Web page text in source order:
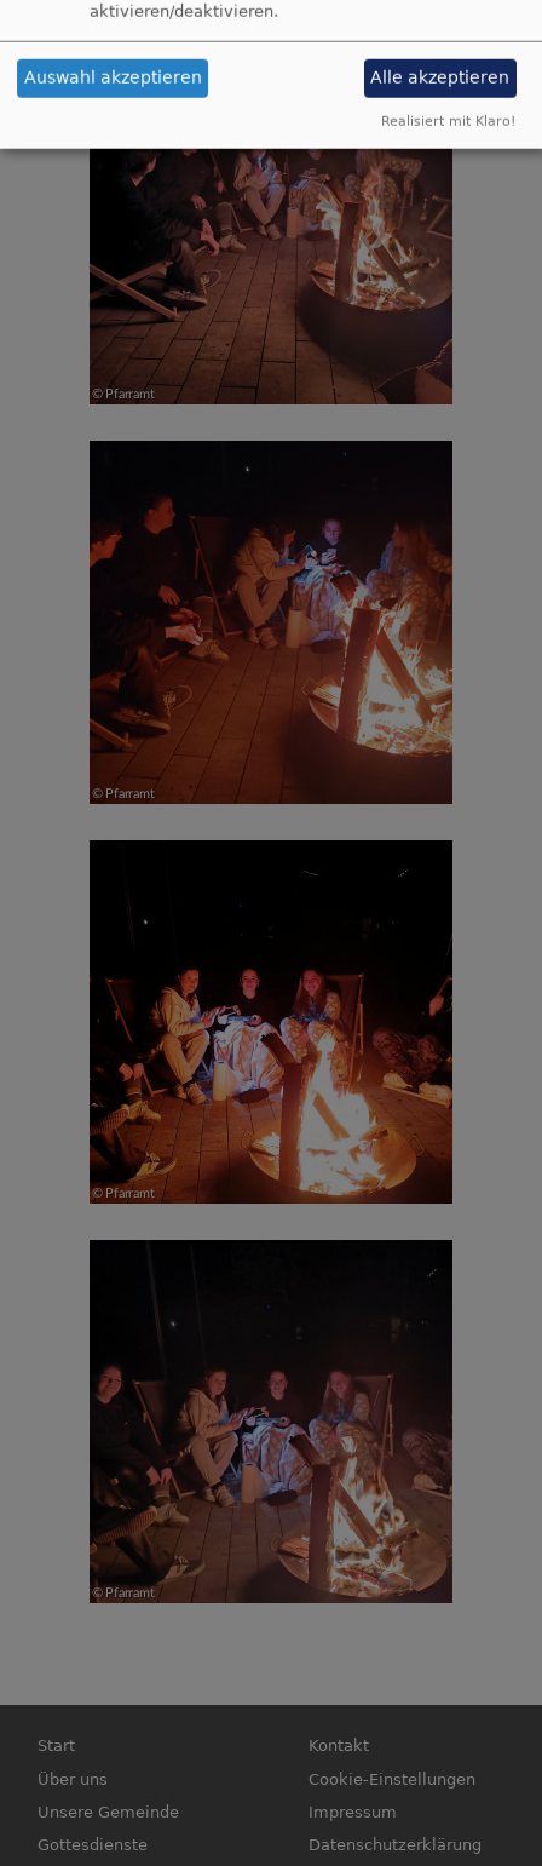
Hauptnavigation
Start
Über uns
Unsere Gemeinde
Gottesdienste
Fußbereichsmenü
Kontakt
Cookie-Einstellungen
Impressum
Datenschutzerklärung
aktivieren/deaktivieren.
Auswahl akzeptieren Alle akzeptieren
Realisiert mit Klaro!